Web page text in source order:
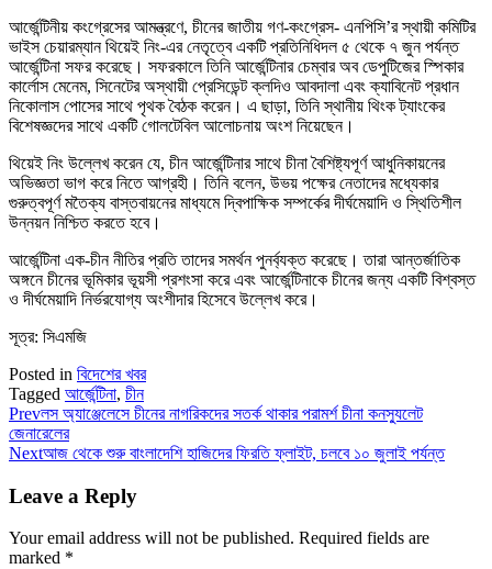
আর্জেন্টিনীয় কংগ্রেসের আমন্ত্রণে, চীনের জাতীয় গণ-কংগ্রেস- এনপিসি’র স্থায়ী কমিটির
ভাইস চেয়ারম্যান থিয়েই নিং-এর নেতৃত্বে একটি প্রতিনিধিদল ৫ থেকে ৭ জুন পর্যন্ত
আর্জেন্টিনা সফর করেছে। সফরকালে তিনি আর্জেন্টিনার চেম্বার অব ডেপুটিজের স্পিকার
কার্লোস মেনেম, সিনেটের অস্থায়ী প্রেসিডেন্ট ক্লদিও আবদালা এবং ক্যাবিনেট প্রধান
নিকোলাস পোসের সাথে পৃথক বৈঠক করেন। এ ছাড়া, তিনি স্থানীয় থিংক ট্যাংকের
বিশেষজ্ঞদের সাথে একটি গোলটেবিল আলোচনায় অংশ নিয়েছেন।
থিয়েই নিং উল্লেখ করেন যে, চীন আর্জেন্টিনার সাথে চীনা বৈশিষ্ট্যপূর্ণ আধুনিকায়নের
অভিজ্ঞতা ভাগ করে নিতে আগ্রহী। তিনি বলেন, উভয় পক্ষের নেতাদের মধ্যেকার
গুরুত্বপূর্ণ মতৈক্য বাস্তবায়নের মাধ্যমে দ্বিপাক্ষিক সম্পর্কের দীর্ঘমেয়াদি ও স্থিতিশীল
উন্নয়ন নিশ্চিত করতে হবে।
আর্জেন্টিনা এক-চীন নীতির প্রতি তাদের সমর্থন পুনর্ব্যক্ত করেছে। তারা আন্তর্জাতিক
অঙ্গনে চীনের ভূমিকার ভূয়সী প্রশংসা করে এবং আর্জেন্টিনাকে চীনের জন্য একটি বিশ্বস্ত
ও দীর্ঘমেয়াদি নির্ভরযোগ্য অংশীদার হিসেবে উল্লেখ করে।
সূত্র: সিএমজি
Posted in বিদেশের খবর
Tagged আর্জেন্টিনা, চীন
Prevলস অ্যাঞ্জেলেসে চীনের নাগরিকদের সতর্ক থাকার পরামর্শ চীনা কনস্যুলেট
জেনারেলের
Nextআজ থেকে শুরু বাংলাদেশি হাজিদের ফিরতি ফ্লাইট, চলবে ১০ জুলাই পর্যন্ত
Leave a Reply
Your email address will not be published. Required fields are
marked *